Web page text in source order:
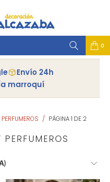
0
Envío 24h
marroquí
/ PÁGINA 1 DE 2